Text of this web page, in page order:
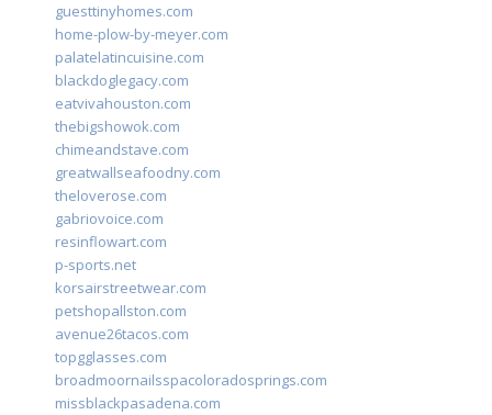
guesttinyhomes.com
home-plow-by-meyer.com
palatelatincuisine.com
blackdoglegacy.com
eatvivahouston.com
thebigshowok.com
chimeandstave.com
greatwallseafoodny.com
theloverose.com
gabriovoice.com
resinflowart.com
p-sports.net
korsairstreetwear.com
petshopallston.com
avenue26tacos.com
topgglasses.com
broadmoornailsspacoloradosprings.com
missblackpasadena.com